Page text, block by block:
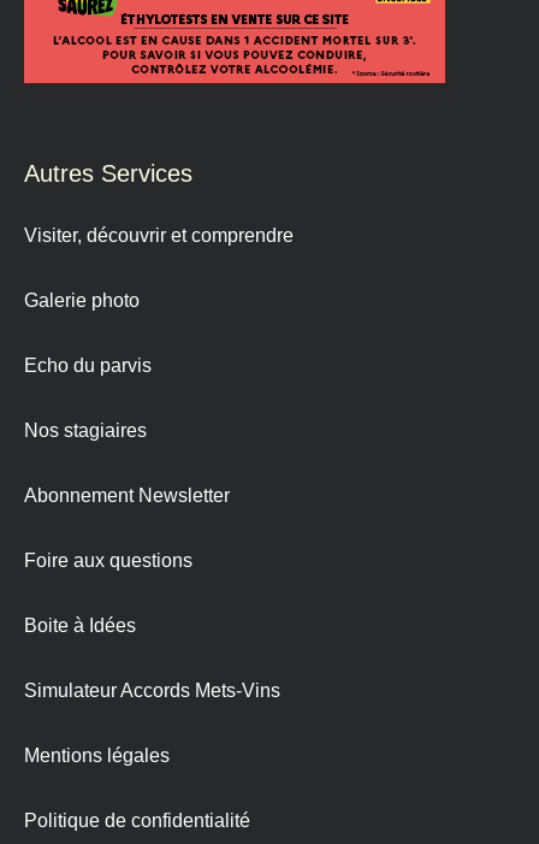
Autres Services
Visiter, découvrir et comprendre
Galerie photo
Echo du parvis
Nos stagiaires
Abonnement Newsletter
Foire aux questions
Boite à Idées
Simulateur Accords Mets-Vins
Mentions légales
Politique de confidentialité